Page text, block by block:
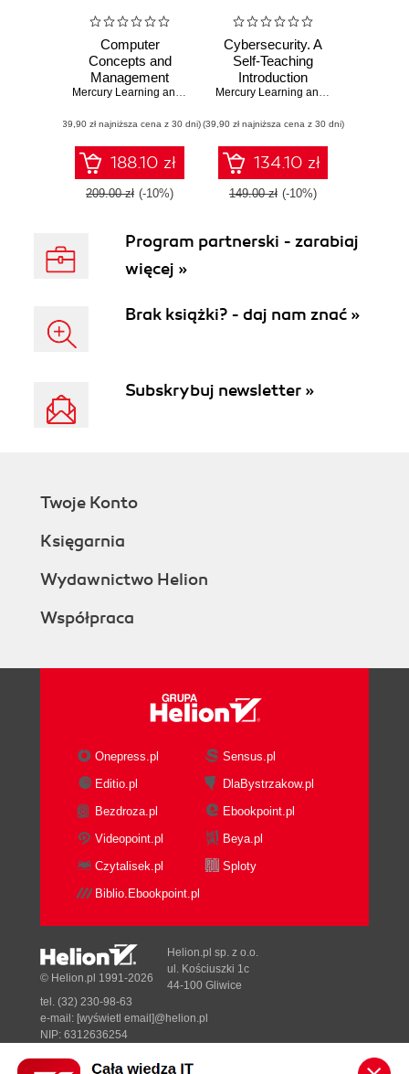
Computer
Concepts and
Management
Information
Comprehensive
Guide to Modern
Computing and
Information
Management
Mercury Learning and Information ,C. P. Gupta, K. K. Goyal
(39,90 zł najniższa cena z 30 dni)
188.10 zł
209.00 zł (-10%)
Cybersecurity. A
Self-Teaching
Introduction
Mercury Learning and Information
(39,90 zł najniższa cena z 30 dni)
134.10 zł
149.00 zł (-10%)
Program partnerski - zarabiaj
więcej »
Brak książki? - daj nam znać »
Subskrybuj newsletter »
Twoje Konto
Księgarnia
Wydawnictwo Helion
Współpraca
Onepress.pl
Sensus.pl
Editio.pl
DlaBystrzakow.pl
Bezdroza.pl
Ebookpoint.pl
Videopoint.pl
Beya.pl
Czytalisek.pl
Sploty
Biblio.Ebookpoint.pl
© Helion.pl 1991-2026
Helion.pl sp. z o.o.
ul. Kościuszki 1c
44-100 Gliwice
tel. (32) 230-98-63
e-mail: [wyświetl email]@helion.pl
NIP: 6312636254